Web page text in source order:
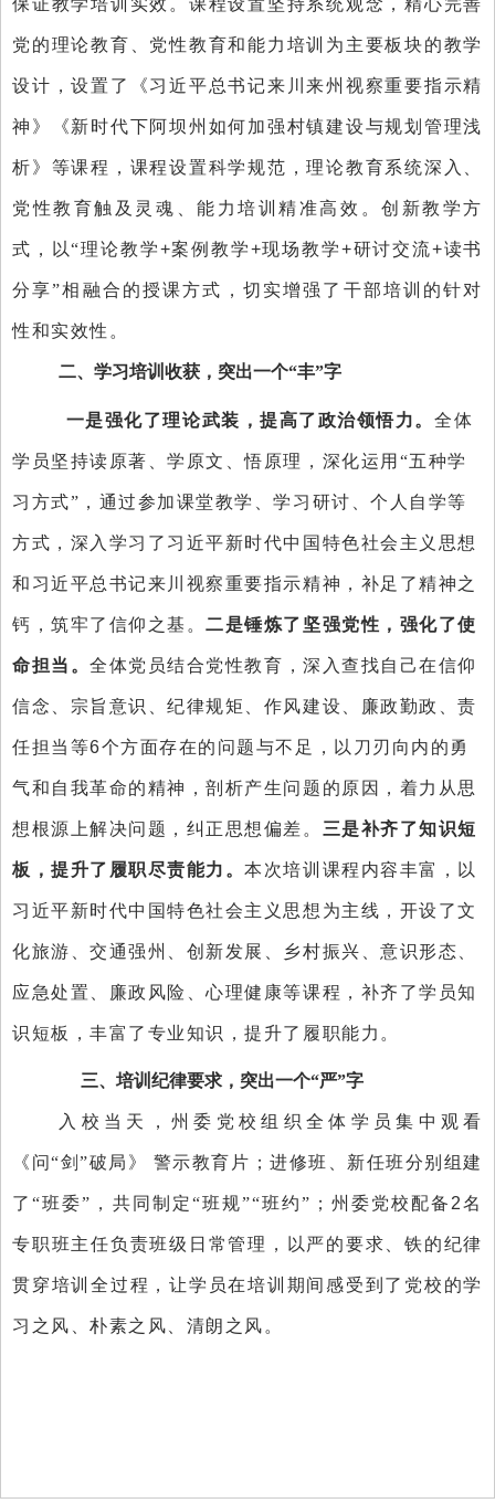
党的理论教育、党性教育和能力培训为主要板块的教学
设计，设置了《习近平总书记来川来州视察重要指示精
神》《新时代下阿坝州如何加强村镇建设与规划管理浅
析》等课程 ， 课程设置科学规范 ，理论教育系统深入、
党性教育触及灵魂、能力培训精准高效 。创新教学方
式，以“理论教学+案例教学+现场教学+研讨交流+读书
分享”相 融合的授课方式 ， 切实增强了干部培训的针对
性和实效性 。
二、学习培训收获 ， 突出一个“丰”字
一是强化了理论武装 ，提高了政治领悟力。全体
学 员坚持读原著、学原文、悟原理，深化运用 “五种学
习方式”，通过参加课堂教学、学习研讨、个人自学等
方式，深入学习了习近平新时代中国特色社会主义思想
和习近平总书记来川视察重要指示精神，补足了精神之
钙，筑牢了信仰之基。二是锤炼了 坚强党性 ，强化了使
命担当 。全体党员结合党性教育 ，深入查找自己在信仰
信念、宗旨意识、纪律规矩、作风建设、廉政勤政、责
任担当等6个方面存在的问题与不足，以刀刃向内的勇
气和自我革命的精神，剖析产生问题的原因，着力从思
想根源上解决问题，纠正思想偏差。 三是补齐了知识短
板，提升了履职尽责能力。本次培训课程内容丰富， 以
习近平新时代中国特色社会主义思想 为主线 ， 开设了文
化旅游、交通强州、创新发展、乡村振兴、意识形态、
应急处置、廉政风险、心理健康等课程， 补齐了学员知
识短板，丰富了专业知识，提升了 履职能力 。
三、培训纪律要求， 突出一个“严”字
入校 当天 ，州委党校组织全体学员集中观看
《问“剑”破局》 警示教育片；进修班、新任班分别组建
了“班委”，共同制定“班规”“班约” ； 州委党校 配备 2名
专职班主任负责班级日常管理 ， 以 严的要求 、铁的纪律
贯穿培训全过程 ，让学员在培训期间感受到了党校的学
习之风、朴素之风、清朗之风。